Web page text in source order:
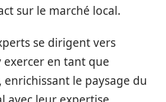
sur le marché local.
se dirigent vers
en tant que
enrichissant le paysage du